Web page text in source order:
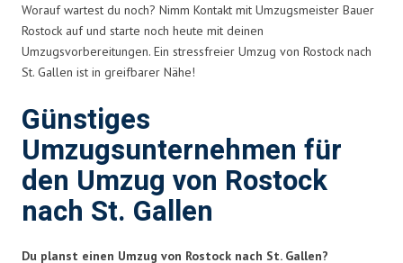
Worauf wartest du noch? Nimm Kontakt mit Umzugsmeister Bauer
Rostock auf und starte noch heute mit deinen
Umzugsvorbereitungen. Ein stressfreier Umzug von Rostock nach
St. Gallen ist in greifbarer Nähe!
Günstiges
Umzugsunternehmen für
den Umzug von Rostock
nach St. Gallen
Du planst einen Umzug von Rostock nach St. Gallen?